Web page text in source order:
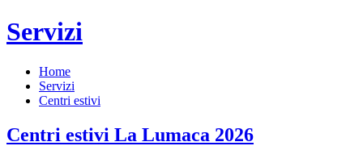
Servizi
Home
Servizi
Centri estivi
Centri estivi La Lumaca 2026